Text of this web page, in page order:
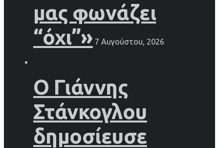
μας φωνάζει
“όχι”» 7 Αυγούστου, 2026
Ο Γιάννης
Στάνκογλου
δημοσίευσε